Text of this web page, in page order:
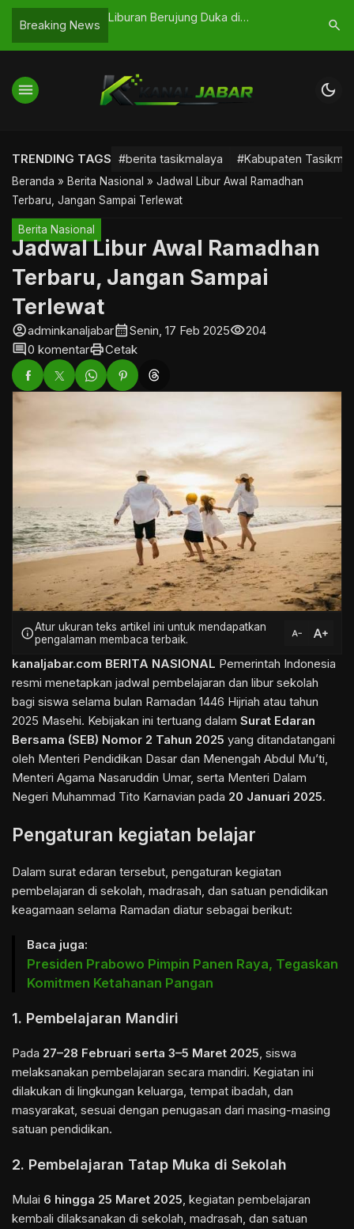
Breaking News
Diminta
Liburan Berujung Duka di
Longsor
search
menu dark_mode
TRENDING TAGS #berita tasikmalaya #Kabupaten
Beranda » Berita Nasional » Jadwal Libur Awal Ramadhan
Terbaru, Jangan Sampai Terlewat
Berita Nasional
Jadwal Libur Awal Ramadhan
Terbaru, Jangan Sampai
Terlewat
account_circleadminkanaljabarcalendar_monthSenin, 17 Feb 2025visibility204
comment0 komentarprintCetak
infoAtur ukuran teks artikel ini untuk mendapatkan
pengalaman membaca terbaik.
text_decrease text_increase
kanaljabar.com BERITA NASIONAL Pemerintah Indonesia
resmi menetapkan jadwal pembelajaran dan libur sekolah
bagi siswa selama bulan Ramadan 1446 Hijriah atau tahun
2025 Masehi. Kebijakan ini tertuang dalam Surat Edaran
Bersama (SEB) Nomor 2 Tahun 2025 yang ditandatangani
oleh Menteri Pendidikan Dasar dan Menengah Abdul Mu’ti,
Menteri Agama Nasaruddin Umar, serta Menteri Dalam
Negeri Muhammad Tito Karnavian pada 20 Januari 2025.
Pengaturan kegiatan belajar
Dalam surat edaran tersebut, pengaturan kegiatan
pembelajaran di sekolah, madrasah, dan satuan pendidikan
keagamaan selama Ramadan diatur sebagai berikut:
Baca juga:
Presiden Prabowo Pimpin Panen Raya, Tegaskan
Komitmen Ketahanan Pangan
1. Pembelajaran Mandiri
Pada 27–28 Februari serta 3–5 Maret 2025, siswa
melaksanakan pembelajaran secara mandiri. Kegiatan ini
dilakukan di lingkungan keluarga, tempat ibadah, dan
masyarakat, sesuai dengan penugasan dari masing-masing
satuan pendidikan.
2. Pembelajaran Tatap Muka di Sekolah
Mulai 6 hingga 25 Maret 2025, kegiatan pembelajaran
kembali dilaksanakan di sekolah, madrasah, dan satuan